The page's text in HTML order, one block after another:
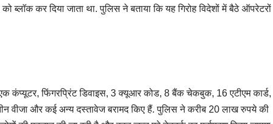
कर दिया जाता था. पुलिस ने बताया कि यह गिरोह विदेशों में बैठे ऑपरेटरों
कंप्यूटर, फिंगरप्रिंट डिवाइस, 3 क्यूआर कोड, 8 बैंक चेकबुक, 16 एटीएम कार्ड,
वीजा और कई अन्य दस्तावेज बरामद किए हैं. पुलिस ने करीब 20 लाख रुपये की